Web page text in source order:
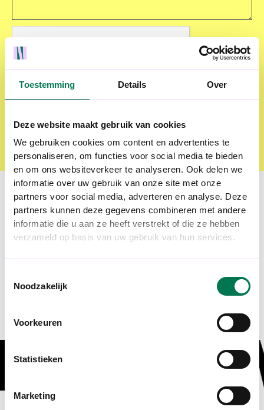
Toestemming Details Over
Deze website maakt gebruik van cookies
We gebruiken cookies om content en advertenties te
personaliseren, om functies voor social media te bieden
en om ons websiteverkeer te analyseren. Ook delen we
informatie over uw gebruik van onze site met onze
partners voor social media, adverteren en analyse. Deze
partners kunnen deze gegevens combineren met andere
informatie die u aan ze heeft verstrekt of die ze hebben
verzameld op basis van uw gebruik van hun services.
Noodzakelijk
Voorkeuren
Statistieken
Marketing
Blarenberglaan 6
2800 Mechelen
M hello@insilencio.be
T +32 15 70 01 50
LinkedIn
Instagram
2800